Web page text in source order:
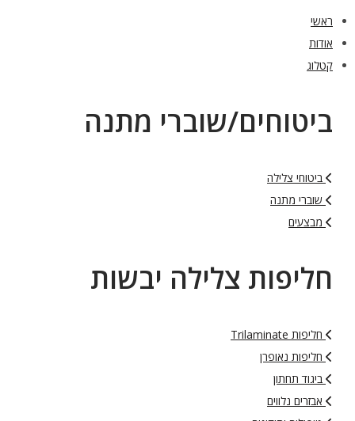
ראשי
אודות
קטלוג
ביטוחים/שוברי מתנה
ביטוחי צלילה
שוברי מתנה
מבצעים
חליפות צלילה יבשות
חליפות Trilaminate
חליפות נאופרן
ביגוד תחתון
אבזרים נלווים